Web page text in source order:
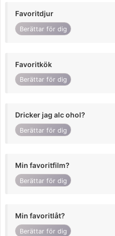
Favoritdjur
Berättar för dig
Favoritkök
Berättar för dig
Dricker jag alc ohol?
Berättar för dig
Min favoritfilm?
Berättar för dig
Min favoritlåt?
Berättar för dig